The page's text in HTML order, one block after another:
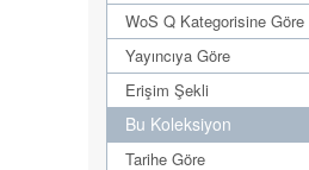
WoS Q Kategorisine Göre
Yayıncıya Göre
Erişim Şekli
Bu Koleksiyon
Tarihe Göre